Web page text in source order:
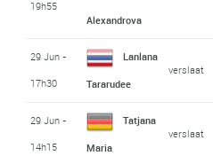
19h55
Alexandrova
29 Jun -
17h30
Lanlana
Tararudee
verslaat
29 Jun -
14h15
Tatjana
Maria
verslaat